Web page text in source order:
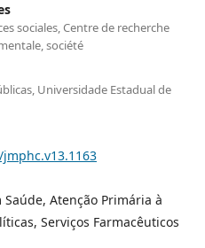
sociales, Centre de recherche
société
Universidade Estadual de
Saúde, Atenção Primária à
Serviços Farmacêuticos